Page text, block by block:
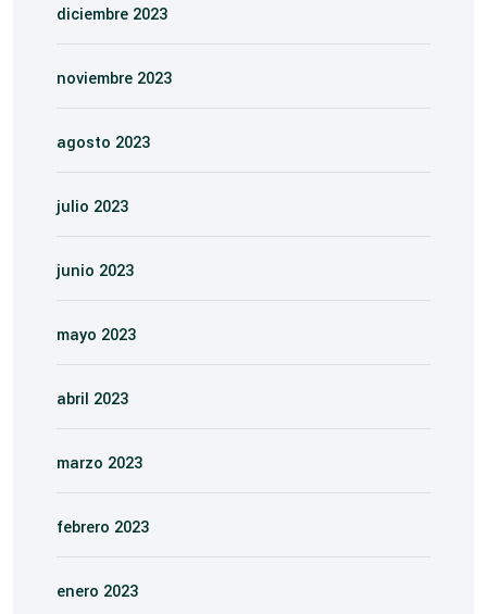
diciembre 2023
noviembre 2023
agosto 2023
julio 2023
junio 2023
mayo 2023
abril 2023
marzo 2023
febrero 2023
enero 2023